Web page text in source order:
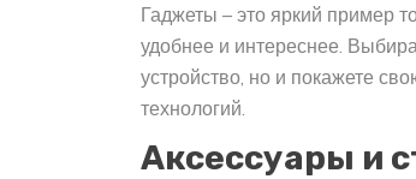
Гаджеты – это яркий пример
удобнее и интереснее.
устройство, но и покажете
технологий.
Аксессуары и